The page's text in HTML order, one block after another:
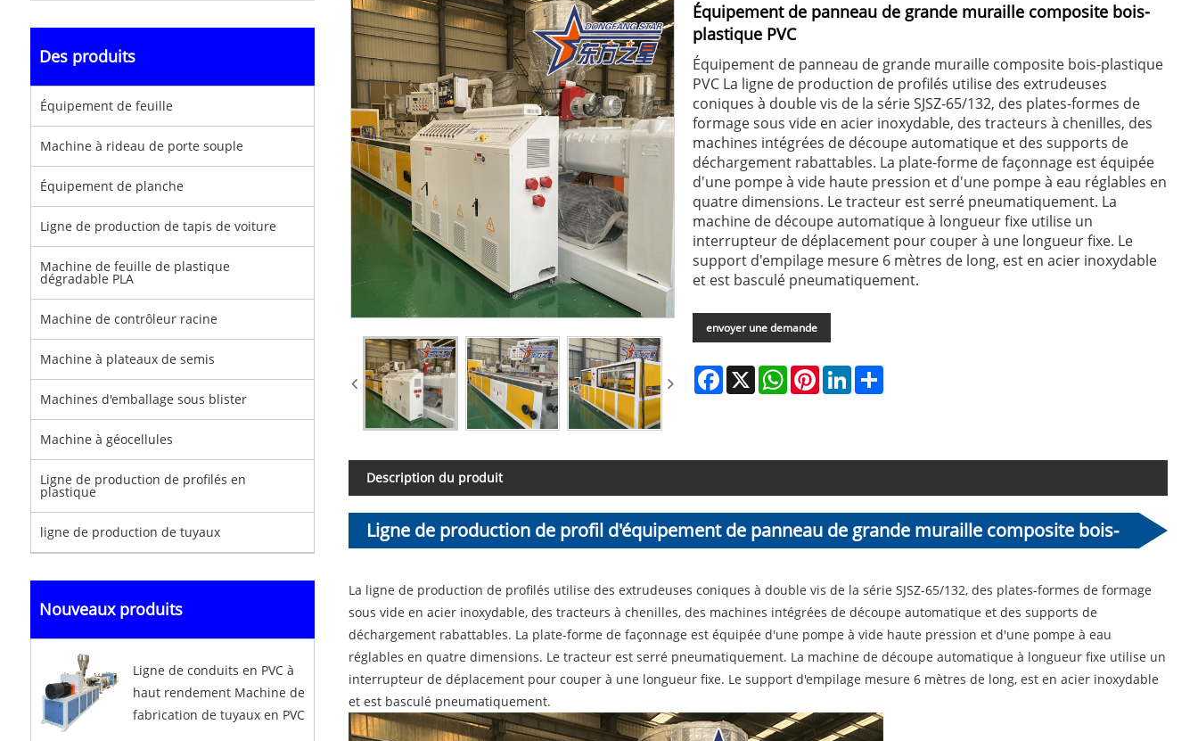
Des produits
Équipement de feuille
Machine à rideau de porte souple
Équipement de planche
Ligne de production de tapis de voiture
Machine de feuille de plastique
dégradable PLA
Machine de contrôleur racine
Machine à plateaux de semis
Machines d'emballage sous blister
Machine à géocellules
Ligne de production de profilés en
plastique
ligne de production de tuyaux
Nouveaux produits
Ligne de conduits en PVC à
haut rendement Machine de
fabrication de tuyaux en PVC
Équipement de panneau de grande muraille composite bois-
plastique PVC
Équipement de panneau de grande muraille composite bois-plastique
PVC La ligne de production de profilés utilise des extrudeuses
coniques à double vis de la série SJSZ-65/132, des plates-formes de
formage sous vide en acier inoxydable, des tracteurs à chenilles, des
machines intégrées de découpe automatique et des supports de
déchargement rabattables. La plate-forme de façonnage est équipée
d'une pompe à vide haute pression et d'une pompe à eau réglables en
quatre dimensions. Le tracteur est serré pneumatiquement. La
machine de découpe automatique à longueur fixe utilise un
interrupteur de déplacement pour couper à une longueur fixe. Le
support d'empilage mesure 6 mètres de long, est en acier inoxydable
et est basculé pneumatiquement.
envoyer une demande
Facebook
X WhatsAppPinterestLinkedIn
Description du produit
Ligne de production de profil d'équipement de panneau de grande muraille composite bois-
La ligne de production de profilés utilise des extrudeuses coniques à double vis de la série SJSZ-65/132, des plates-formes de formage
sous vide en acier inoxydable, des tracteurs à chenilles, des machines intégrées de découpe automatique et des supports de
déchargement rabattables. La plate-forme de façonnage est équipée d'une pompe à vide haute pression et d'une pompe à eau
réglables en quatre dimensions. Le tracteur est serré pneumatiquement. La machine de découpe automatique à longueur fixe utilise un
interrupteur de déplacement pour couper à une longueur fixe. Le support d'empilage mesure 6 mètres de long, est en acier inoxydable
et est basculé pneumatiquement.